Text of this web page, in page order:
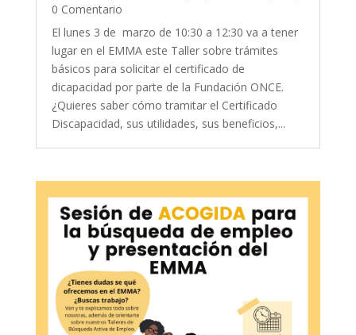
0 Comentario
El lunes 3 de marzo de 10:30 a 12:30 va a tener
lugar en el EMMA este Taller sobre trámites
básicos para solicitar el certificado de
dicapacidad por parte de la Fundación ONCE.
¿Quieres saber cómo tramitar el Certificado
Discapacidad, sus utilidades, sus beneficios,...